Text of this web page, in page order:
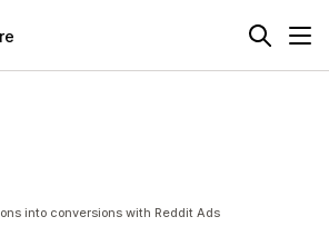
into conversions with Reddit Ads